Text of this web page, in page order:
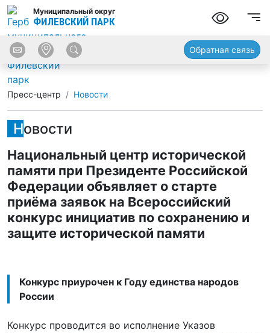
Муниципальный округ
ФИЛЕВСКИЙ ПАРК
Обратная связь
Пресс-центр Новости
Новости
Национальный центр исторической
памяти при Президенте Российской
Федерации объявляет о старте
приёма заявок на Всероссийский
конкурс инициатив по сохранению и
защите исторической памяти
Конкурс приурочен к Году единства народов
России
Конкурс проводится во исполнение Указов